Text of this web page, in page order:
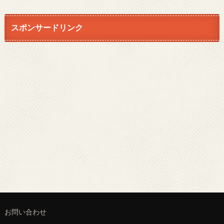
スポンサードリンク
お問い合わせ